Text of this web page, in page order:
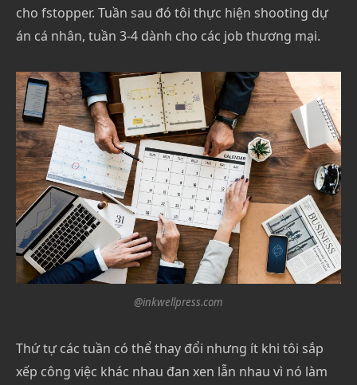
cho fstopper. Tuần sau đó tôi thực hiện shooting dự
án cá nhân, tuần 3-4 dành cho các job thương mại.
@inkwellpress.com
Thứ tự các tuần có thể thay đổi nhưng ít khi tôi sắp
xếp công việc khác nhau đan xen lẫn nhau vì nó làm